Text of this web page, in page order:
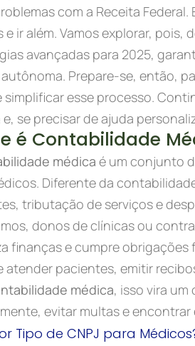
com a Receita
e ir além. Vamos explorar, pois,
avançadas para 2025,
Prepare-se, então,
simplificar esse processo.
e, se precisar de ajuda
é Contabilidade
médica é um conjunto
Diferente da
tributação de serviços e
donos de clínicas ou
finanças e cumpre obrigações
atender pacientes, emitir
médica, isso vira um
evitar multas e encontrar
Tipo de CNPJ para